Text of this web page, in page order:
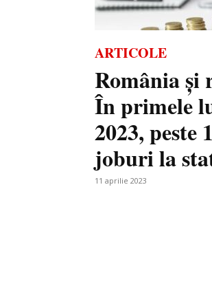
ARTICOLE
România și
În primele
2023, peste
joburi la
11 aprilie 2023